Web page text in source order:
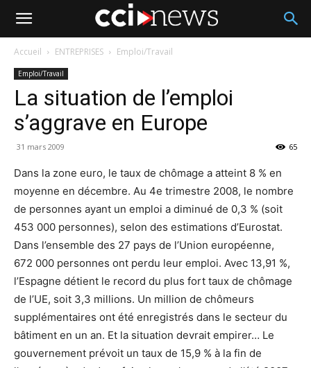
Accueil ENTREPRISES Emploi/Travail
Emploi/Travail
La situation de l’emploi
s’aggrave en Europe
31 mars 2009 65
Dans la zone euro, le taux de chômage a atteint 8 % en
moyenne en décembre. Au 4e trimestre 2008, le nombre
de personnes ayant un emploi a diminué de 0,3 % (soit
453 000 personnes), selon des estimations d’Eurostat.
Dans l’ensemble des 27 pays de l’Union européenne,
672 000 personnes ont perdu leur emploi. Avec 13,91 %,
l’Espagne détient le record du plus fort taux de chômage
de l’UE, soit 3,3 millions. Un million de chômeurs
supplémentaires ont été enregistrés dans le secteur du
bâtiment en un an. Et la situation devrait empirer… Le
gouvernement prévoit un taux de 15,9 % à la fin de